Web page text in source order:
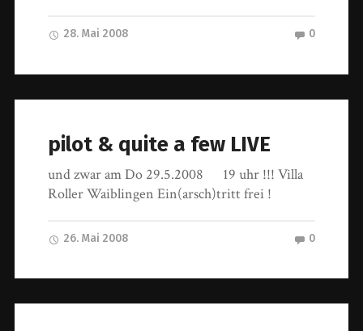
28. Mai 2008 0
pilot & quite a few LIVE
und zwar am Do 29.5.2008 19 uhr !!! Villa
Roller Waiblingen Ein(arsch)tritt frei !
26. Mai 2008 0